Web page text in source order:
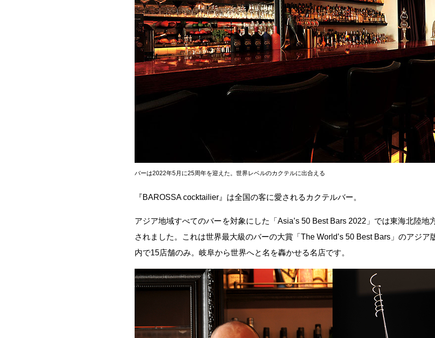
バーは2022年5月に25周年を迎えた。世界レベルのカクテルに出合える
『BAROSSA cocktailier』は全国の客に愛されるカクテルバー。
アジア地域すべてのバーを対象にした「Asia’s 50 Best Bars 2022」では東海北陸地
されました。これは世界最大級のバーの大賞「The World’s 50 Best Bars」のアジア
内で15店舗のみ。岐阜から世界へと名を轟かせる名店です。